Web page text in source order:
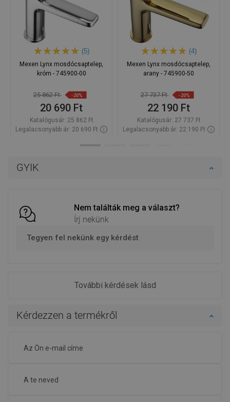
GYIK
Nem találták meg a választ?
Írj nekünk
Tegyen fel nekünk egy kérdést
További kérdések lásd
Kérdezzen a termékről
(5)
Mexen Lynx mosdócsaptelep,
króm - 745900-00
25 862 Ft -20%
20 690 Ft
Katalógusár: 25 862 Ft
Legalacsonyabb ár: 20 690 Ft
(4)
Mexen Lynx mosdócsaptelep,
arany - 745900-50
27 737 Ft -20%
22 190 Ft
Katalógusár: 27 737 Ft
Legalacsonyabb ár: 22 190 Ft